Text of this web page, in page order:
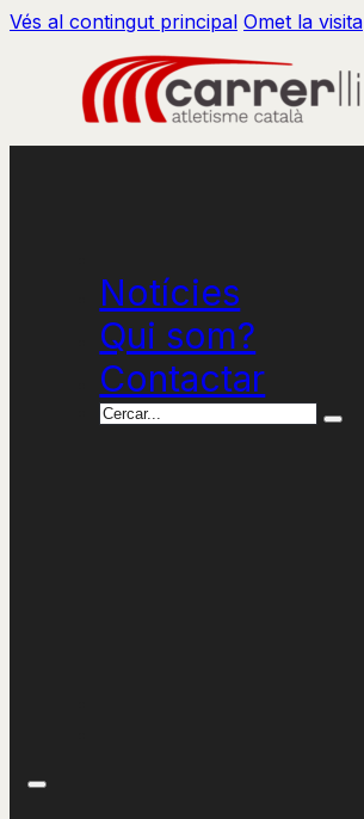
Vés al contingut principal Omet la visita
Notícies
Qui som?
Contactar
Cercar